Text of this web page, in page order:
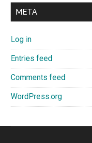
META
Log in
Entries feed
Comments feed
WordPress.org